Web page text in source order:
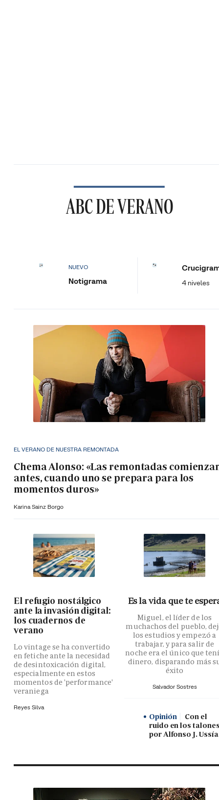
ABC DE VERANO
NUEVO
Notigrama 4 niveles
EL VERANO DE NUESTRA REMONTADA
Chema Alonso: «Las remontadas
antes, cuando uno se prepara para los
momentos duros»
Karina Sainz Borgo
El refugio nostálgico
ante la invasión digital:
los cuadernos de
verano
Lo vintage se ha convertido
en fetiche ante la necesidad
de desintoxicación digital,
especialmente en estos
momentos de 'performance'
veraniega
Reyes Silva
Es la vida que te
Miguel, el líder de los
muchachos del pueblo,
los estudios y empezó a
trabajar, y para salir de
noche era el único que
dinero, disparando más
éxito
Salvador Sostres
Opinión
Con el
ruido en los
por Alfonso J. Ussía